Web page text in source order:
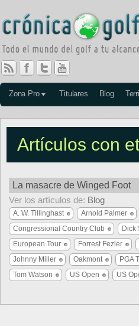
Zona Pro Titulares Blog
Artículos con
La masacre de Winged Foot
Ver los artículos de: Blog
A. W. Tillinghast Arnold Palmer
Congressional Country Club
Dick
European Tour
Forrest Fezler
Johnny Miller
Oakmont PGA
Tom Watson
US Open US